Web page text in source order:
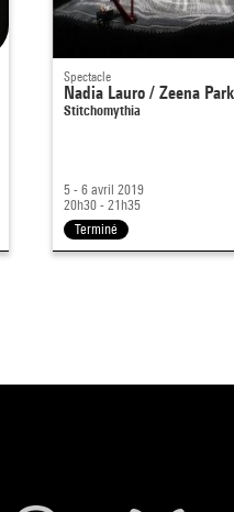
Spectacle
Nadia Lauro / Zeena
Stitchomythia
5 - 6 avril 2019
20h30 - 21h35
Terminé